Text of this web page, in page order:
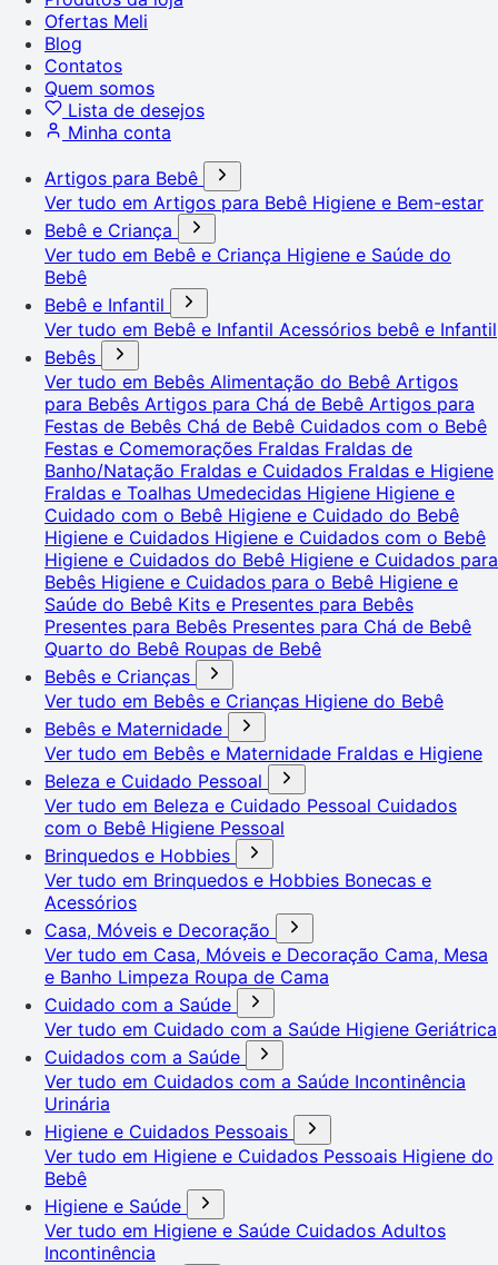
Ofertas Meli
Blog
Contatos
Quem somos
Lista de desejos
Minha conta
Artigos para Bebê
Ver tudo em Artigos para Bebê Higiene e Bem-estar
Bebê e Criança
Ver tudo em Bebê e Criança Higiene e Saúde do
Bebê
Bebê e Infantil
Ver tudo em Bebê e Infantil Acessórios bebê e Infantil
Bebês
Ver tudo em Bebês Alimentação do Bebê Artigos
para Bebês Artigos para Chá de Bebê Artigos para
Festas de Bebês Chá de Bebê Cuidados com o Bebê
Festas e Comemorações Fraldas Fraldas de
Banho/Natação Fraldas e Cuidados Fraldas e Higiene
Fraldas e Toalhas Umedecidas Higiene Higiene e
Cuidado com o Bebê Higiene e Cuidado do Bebê
Higiene e Cuidados Higiene e Cuidados com o Bebê
Higiene e Cuidados do Bebê Higiene e Cuidados para
Bebês Higiene e Cuidados para o Bebê Higiene e
Saúde do Bebê Kits e Presentes para Bebês
Presentes para Bebês Presentes para Chá de Bebê
Quarto do Bebê Roupas de Bebê
Bebês e Crianças
Ver tudo em Bebês e Crianças Higiene do Bebê
Bebês e Maternidade
Ver tudo em Bebês e Maternidade Fraldas e Higiene
Beleza e Cuidado Pessoal
Ver tudo em Beleza e Cuidado Pessoal Cuidados
com o Bebê Higiene Pessoal
Brinquedos e Hobbies
Ver tudo em Brinquedos e Hobbies Bonecas e
Acessórios
Casa, Móveis e Decoração
Ver tudo em Casa, Móveis e Decoração Cama, Mesa
e Banho Limpeza Roupa de Cama
Cuidado com a Saúde
Ver tudo em Cuidado com a Saúde Higiene Geriátrica
Cuidados com a Saúde
Ver tudo em Cuidados com a Saúde Incontinência
Urinária
Higiene e Cuidados Pessoais
Ver tudo em Higiene e Cuidados Pessoais Higiene do
Bebê
Higiene e Saúde
Ver tudo em Higiene e Saúde Cuidados Adultos
Incontinência